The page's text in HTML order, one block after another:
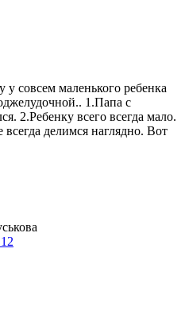
у совсем маленького ребенка
1.Папа с
2.Ребенку всего всегда мало.
делимся наглядно. Вот